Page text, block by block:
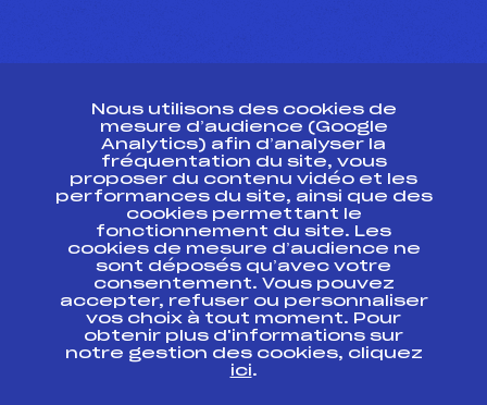
ESPACE PRESSE
Ressources
Pass’Neige
Projet sportif fédéral
Projet de performance fédéral
Antidopage
Pôle Développement, Formation, Suivi
Scientifique
Listes ministérielles
Pôle vie de l’athlète
Nous utilisons des cookies de
mesure d’audience (Google
Analytics) afin d’analyser la
fréquentation du site, vous
proposer du contenu vidéo et les
performances du site, ainsi que des
cookies permettant le
fonctionnement du site. Les
cookies de mesure d’audience ne
sont déposés qu’avec votre
consentement. Vous pouvez
accepter, refuser ou personnaliser
vos choix à tout moment. Pour
obtenir plus d'informations sur
notre gestion des cookies, cliquez
ici.